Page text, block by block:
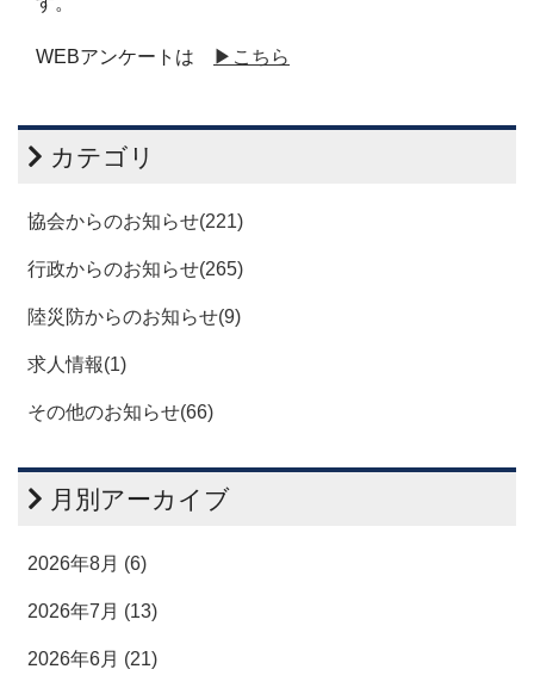
WEBアンケートは ▶こちら
カテゴリ
協会からのお知らせ(221)
行政からのお知らせ(265)
陸災防からのお知らせ(9)
求人情報(1)
その他のお知らせ(66)
月別アーカイブ
2026年8月 (6)
2026年7月 (13)
2026年6月 (21)